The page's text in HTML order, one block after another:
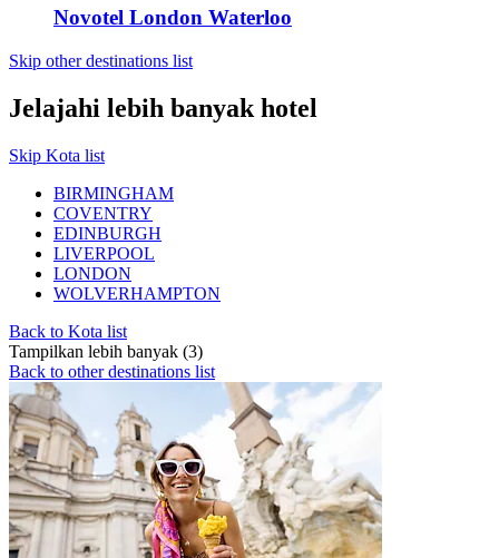
Novotel London Waterloo
Skip other destinations list
Jelajahi lebih banyak hotel
Skip Kota list
BIRMINGHAM
COVENTRY
EDINBURGH
LIVERPOOL
LONDON
WOLVERHAMPTON
Back to Kota list
Tampilkan lebih banyak (3)
Back to other destinations list